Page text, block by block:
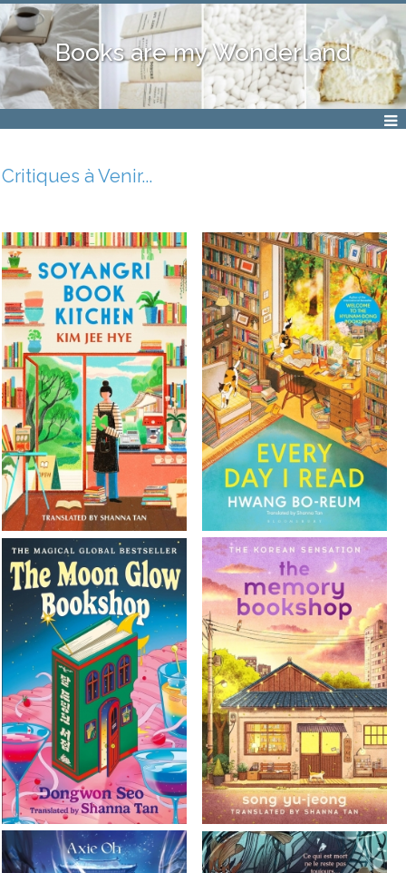
Books are my Wonderland
Critiques à Venir...